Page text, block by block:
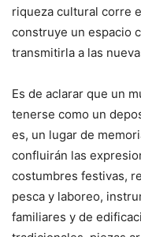
riqueza cultural corre
construye un espacio
transmitirla a las
Es de aclarar que un
tenerse como un
es, un lugar de
confluirán las
costumbres festivas,
pesca y laboreo,
familiares y de